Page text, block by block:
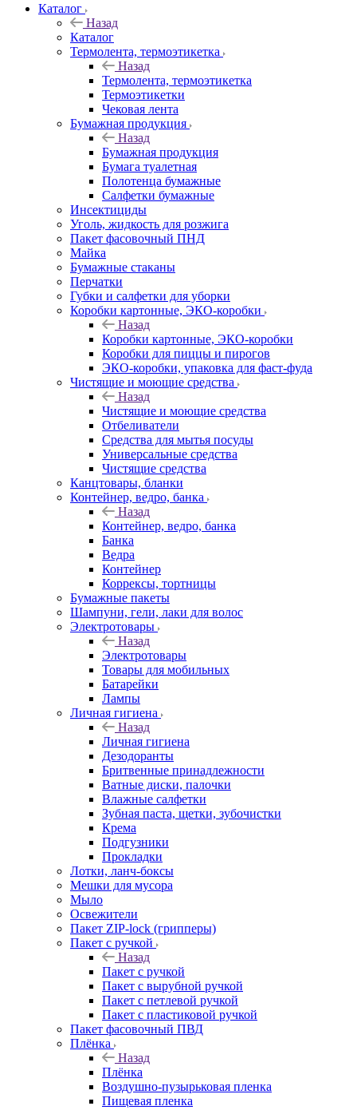
Каталог
Назад
Каталог
Термолента, термоэтикетка
Назад
Термолента, термоэтикетка
Термоэтикетки
Чековая лента
Бумажная продукция
Назад
Бумажная продукция
Бумага туалетная
Полотенца бумажные
Салфетки бумажные
Инсектициды
Уголь, жидкость для розжига
Пакет фасовочный ПНД
Майка
Бумажные стаканы
Перчатки
Губки и салфетки для уборки
Коробки картонные, ЭКО-коробки
Назад
Коробки картонные, ЭКО-коробки
Коробки для пиццы и пирогов
ЭКО-коробки, упаковка для фаст-фуда
Чистящие и моющие средства
Назад
Чистящие и моющие средства
Отбеливатели
Средства для мытья посуды
Универсальные средства
Чистящие средства
Канцтовары, бланки
Контейнер, ведро, банка
Назад
Контейнер, ведро, банка
Банка
Ведра
Контейнер
Коррексы, тортницы
Бумажные пакеты
Шампуни, гели, лаки для волос
Электротовары
Назад
Электротовары
Товары для мобильных
Батарейки
Лампы
Личная гигиена
Назад
Личная гигиена
Дезодоранты
Бритвенные принадлежности
Ватные диски, палочки
Влажные салфетки
Зубная паста, щетки, зубочистки
Крема
Подгузники
Прокладки
Лотки, ланч-боксы
Мешки для мусора
Мыло
Освежители
Пакет ZIP-lock (грипперы)
Пакет с ручкой
Назад
Пакет с ручкой
Пакет с вырубной ручкой
Пакет с петлевой ручкой
Пакет с пластиковой ручкой
Пакет фасовочный ПВД
Плёнка
Назад
Плёнка
Воздушно-пузырьковая пленка
Пищевая пленка